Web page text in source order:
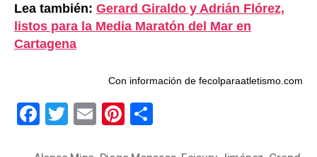
Lea también: Gerard Giraldo y Adrián Flórez,
listos para la Media Maratón del Mar en
Cartagena
Con información de fecolparaatletismo.com
F
T
E
Pi